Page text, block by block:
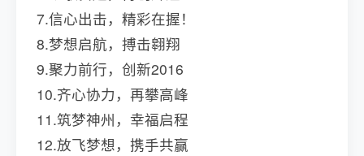
7.信心出击，精彩在握！
8.梦想启航，搏击翱翔
9.聚力前行，创新2016
10.齐心协力，再攀高峰
11.筑梦神州，幸福启程
12.放飞梦想，携手共赢